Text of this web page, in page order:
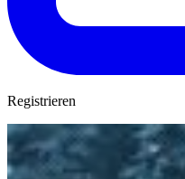
Registrieren